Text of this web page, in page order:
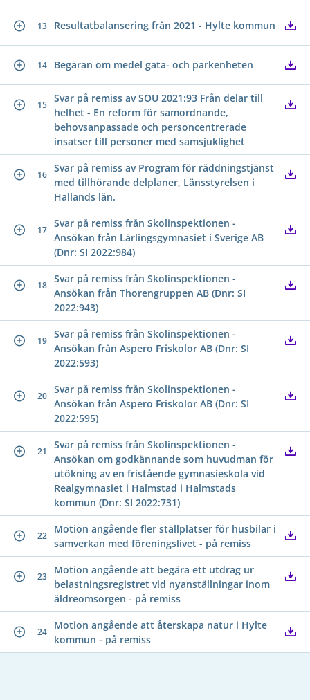
13 Resultatbalansering från 2021 - Hylte kommun
14 Begäran om medel gata- och parkenheten
15
Svar på remiss av SOU 2021:93 Från delar till
helhet - En reform för samordnande,
behovsanpassade och personcentrerade
insatser till personer med samsjuklighet
16
Svar på remiss av Program för räddningstjänst
med tillhörande delplaner, Länsstyrelsen i
Hallands län.
17
Svar på remiss från Skolinspektionen -
Ansökan från Lärlingsgymnasiet i Sverige AB
(Dnr: SI 2022:984)
18
Svar på remiss från Skolinspektionen -
Ansökan från Thorengruppen AB (Dnr: SI
2022:943)
19
Svar på remiss från Skolinspektionen -
Ansökan från Aspero Friskolor AB (Dnr: SI
2022:593)
20
Svar på remiss från Skolinspektionen -
Ansökan från Aspero Friskolor AB (Dnr: SI
2022:595)
21
Svar på remiss från Skolinspektionen -
Ansökan om godkännande som huvudman för
utökning av en fristående gymnasieskola vid
Realgymnasiet i Halmstad i Halmstads
kommun (Dnr: SI 2022:731)
22
Motion angående fler ställplatser för husbilar i
samverkan med föreningslivet - på remiss
23
Motion angående att begära ett utdrag ur
belastningsregistret vid nyanställningar inom
äldreomsorgen - på remiss
24
Motion angående att återskapa natur i Hylte
kommun - på remiss